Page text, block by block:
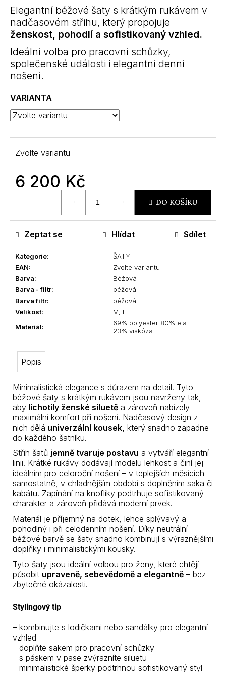
Elegantní béžové šaty s krátkým rukávem v
nadčasovém střihu, který propojuje
ženskost, pohodlí a sofistikovaný vzhled.
Ideální volba pro pracovní schůzky,
společenské události i elegantní denní
nošení.
VARIANTA
Zvolte variantu
6 200 Kč
DO KOŠÍKU
Kategorie:
ŠATY
EAN:
Zvolte variantu
Barva:
Béžová
Barva - filtr:
béžová
Barva filtr:
béžová
Velikost:
M, L
Materiál:
69% polyester 80% ela
23% viskóza
Zeptat se Hlídat Sdílet
Popis
Minimalistická elegance s důrazem na detail. Tyto
béžové šaty s krátkým rukávem jsou navrženy tak,
aby lichotily ženské siluetě a zároveň nabízely
maximální komfort při nošení. Nadčasový design z
nich dělá univerzální kousek, který snadno zapadne
do každého šatníku.
Střih šatů jemně tvaruje postavu a vytváří elegantní
linii. Krátké rukávy dodávají modelu lehkost a činí jej
ideálním pro celoroční nošení – v teplejších měsících
samostatně, v chladnějším období s doplněním saka či
kabátu. Zapínání na knoflíky podtrhuje sofistikovaný
charakter a zároveň přidává moderní prvek.
Materiál je příjemný na dotek, lehce splývavý a
pohodlný i při celodenním nošení. Díky neutrální
béžové barvě se šaty snadno kombinují s výraznějšími
doplňky i minimalistickými kousky.
Tyto šaty jsou ideální volbou pro ženy, které chtějí
působit upraveně, sebevědomě a elegantně – bez
zbytečné okázalosti.
Stylingový tip
– kombinujte s lodičkami nebo sandálky pro elegantní
vzhled
– doplňte sakem pro pracovní schůzky
– s páskem v pase zvýrazníte siluetu
– minimalistické šperky podtrhnou sofistikovaný styl
m
e